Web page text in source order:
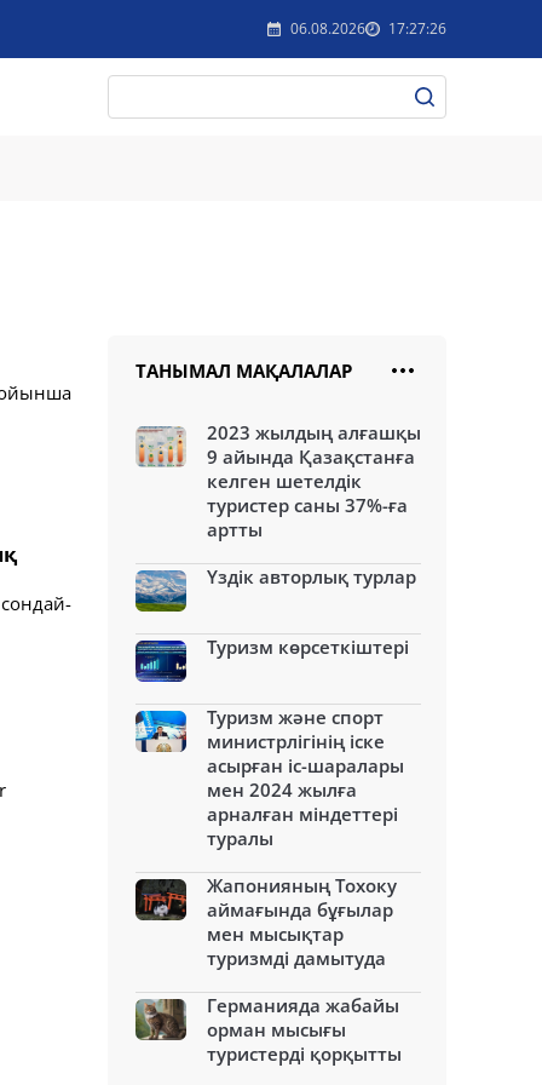
06.08.2026 17:27:26
ТАНЫМАЛ МАҚАЛАЛАР
2023 жылдың алғашқы
9 айында Қазақстанға
келген шетелдік
туристер саны 37%-ға
артты
Үздік авторлық турлар
Туризм көрсеткіштері
Туризм және спорт
министрлігінің іске
асырған іс-шаралары
мен 2024 жылға
арналған міндеттері
туралы
Жапонияның Тохоку
аймағында бұғылар
мен мысықтар
туризмді дамытуда
Германияда жабайы
орман мысығы
туристерді қорқытты